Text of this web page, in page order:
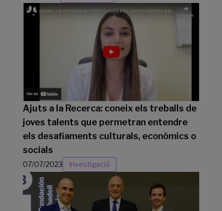
Ajuts a la Recerca: coneix els treballs de
joves talents que permetran entendre
els desafiaments culturals, econòmics o
socials
07/07/2023 Investigació